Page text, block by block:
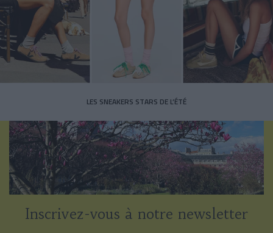
LES SNEAKERS STARS DE L’ÉTÉ
Inscrivez-vous à notre newsletter